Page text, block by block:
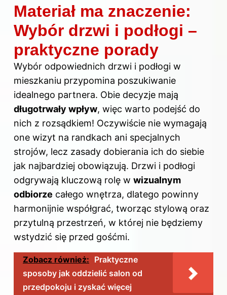
Materiał ma znaczenie:
Wybór drzwi i podłogi –
praktyczne porady
Wybór odpowiednich drzwi i podłogi w
mieszkaniu przypomina poszukiwanie
idealnego partnera. Obie decyzje mają
długotrwały wpływ, więc warto podejść do
nich z rozsądkiem! Oczywiście nie wymagają
one wizyt na randkach ani specjalnych
strojów, lecz zasady dobierania ich do siebie
jak najbardziej obowiązują. Drzwi i podłogi
odgrywają kluczową rolę w wizualnym
odbiorze całego wnętrza, dlatego powinny
harmonijnie współgrać, tworząc stylową oraz
przytulną przestrzeń, w której nie będziemy
wstydzić się przed gośćmi.
Zobacz również: Praktyczne
sposoby jak oddzielić salon od
przedpokoju i zyskać więcej